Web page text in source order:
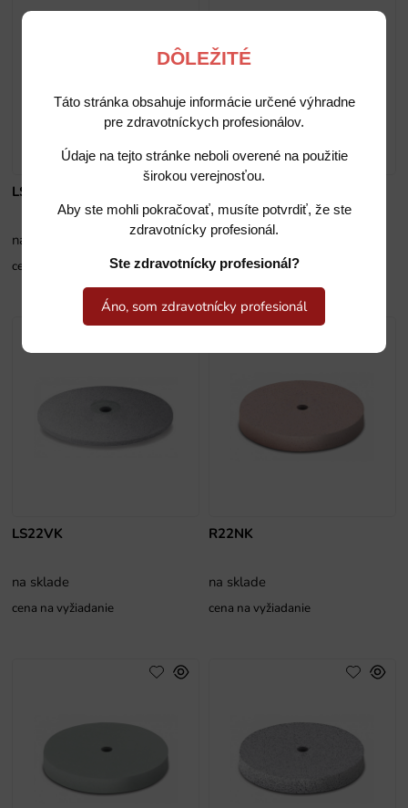
DÔLEŽITÉ
Táto stránka obsahuje informácie určené výhradne
pre zdravotníckych profesionálov.
Údaje na tejto stránke neboli overené na použitie
širokou verejnosťou.
Aby ste mohli pokračovať, musíte potvrdiť, že ste
zdravotnícky profesionál.
Ste zdravotnícky profesionál?
Áno, som zdravotnícky profesionál
LS22NK
na sklade
cena na vyžiadanie
na sklade
cena na vyžiadanie
LS22VK
na sklade
cena na vyžiadanie
R22NK
na sklade
cena na vyžiadanie